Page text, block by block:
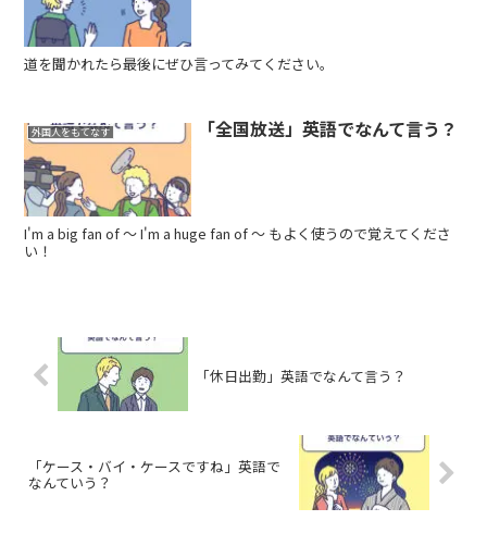
道を聞かれたら最後にぜひ言ってみてください。
外国人をもてなす 「全国放送」英語でなんて言う？
I'm a big fan of 〜 I'm a huge fan of 〜 もよく使うので覚えてくださ
い！
「休日出勤」英語でなんて言う？
「ケース・バイ・ケースですね」英語で
なんていう？